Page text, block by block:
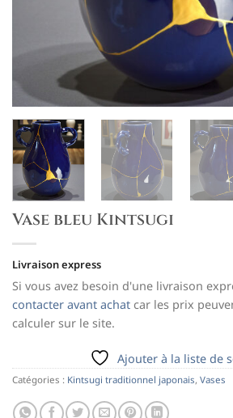
Vase bleu Kintsugi
Livraison express
Si vous avez besoin d'une livraison
contacter avant achat car les prix
calculer sur le site.
Ajouter à la liste de
Catégories : Kintsugi traditionnel japonais, Vases